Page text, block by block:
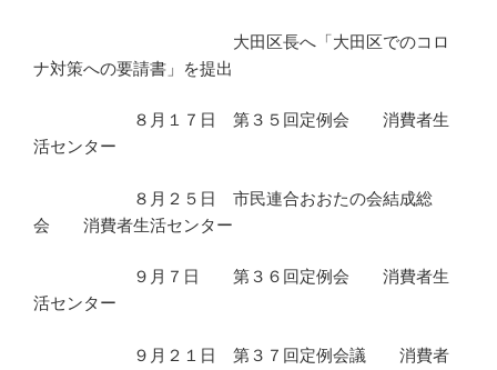
大田区長へ「大田区でのコロ
ナ対策への要請書」を提出
８月１７日 第３５回定例会 消費者生
活センター
８月２５日 市民連合おおたの会結成総
会 消費者生活センター
９月７日 第３６回定例会 消費者生
活センター
９月２１日 第３７回定例会議 消費者